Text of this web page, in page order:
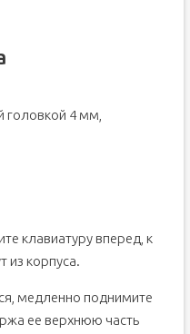
головкой 4 мм,
клавиатуру вперед, к
из корпуса.
медленно поднимите
ее верхнюю часть